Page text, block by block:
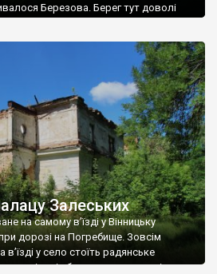
Березова. Берег тут доволі
від більшості навколишніх
церква. Точної дати […]
Залеських
на самому в’їзді у Вінницьку
дорозі на Погребище. Зовсім
у село стоїть радянське
жінку і яблуню, а трохи далі, десь